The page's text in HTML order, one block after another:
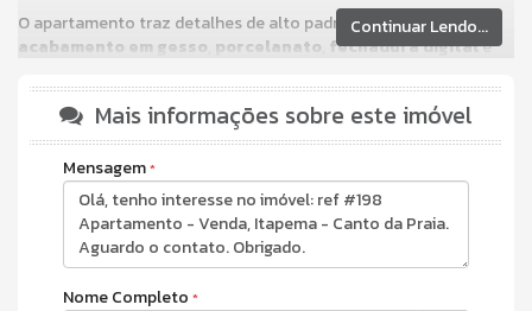
O apartamento traz detalhes de alto padrão, como
acabamento em gesso porcelanato fechadura digitale
sofisticado e funcional.
O empreendimento oferece uma estrutura completa de lazer e
gourmet,sala de jogos,salão de festas,hidromassagem
além deguarita de segurança,hall decorado
— tudo planejado para experiências únicas à beira-mar.
Continuar Lendo...
Mais informações sobre este imóvel
Mensagem
Nome Completo